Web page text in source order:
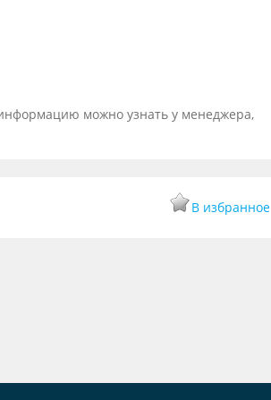
можно узнать у менеджера,
В избранное